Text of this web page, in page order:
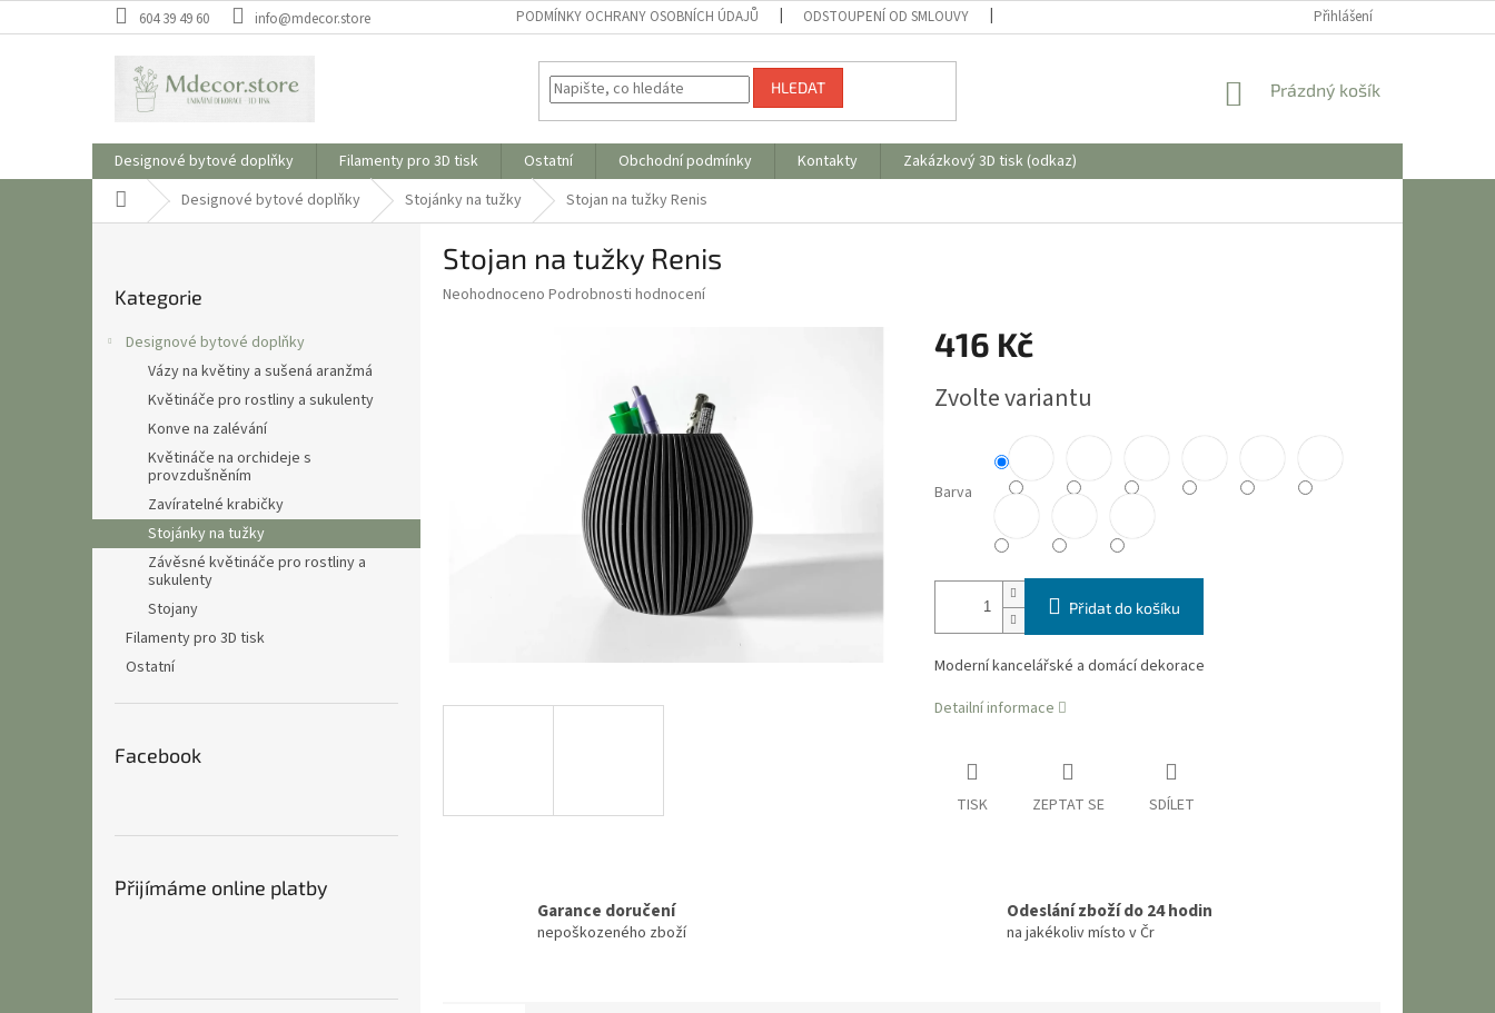
na
604 39 49 60 info@mdecor.store PODMÍNKY OCHRANY OSOBNÍCH ÚDAJŮ ODSTOUPENÍ OD SMLOUVY Přihlášení
HLEDAT
NÁKUPNÍ
Prázdný košík
Designové bytové doplňky Filamenty pro 3D tisk Ostatní Obchodní podmínky Kontakty
Zakázkový 3D tisk (odkaz)
Domů Designové bytové doplňky Stojánky na tužky Stojan na tužky Renis
e
l
kategorie
Kategorie
Designové bytové doplňky
Vázy na květiny a sušená aranžmá
Květináče pro rostliny a sukulenty
Konve na zalévání
Květináče na orchideje s
provzdušněním
Zavíratelné krabičky
Stojánky na tužky
Závěsné květináče pro rostliny a
sukulenty
Stojany
Filamenty pro 3D tisk
Ostatní
Facebook
Přijímáme online platby
Stojan na tužky Renis
Průměrné
Neohodnoceno Podrobnosti hodnocení
416 Kč
cena:
Zvolte variantu
Barva
Přidat do košíku
Moderní kancelářské a domácí dekorace
Detailní informace
TISK ZEPTAT SE SDÍLET
Garance doručení
nepoškozeného zboží
Odeslání zboží do 24 hodin
na jakékoliv místo v Čr